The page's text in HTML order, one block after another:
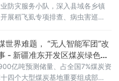
防灾服务小队，深入县域各乡镇
展稻飞虱专项排查、病虫害巡
控关口前移，变灾后被动理赔为灾
全力守护农户种粮收益。 在田间
世界难题， “无人智能军团”改
- 新疆准东开发区煤炭绿色智
深水区
亿吨预测储量、占全国7%煤炭资
四个大型煤炭基地重要组成部